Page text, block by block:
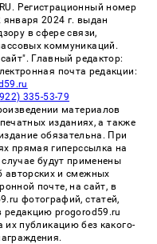
Регистрационный номер
2024 г. выдан
в сфере связи,
коммуникаций.
Главный редактор:
почта редакции:
335-53-79
материалов
изданиях, а также
обязательна. При
прямая гиперссылка на
будут применены
авторских и смежных
почте, на сайт, в
фотографий, статей,
progorod59.ru
их публикацию без какого-